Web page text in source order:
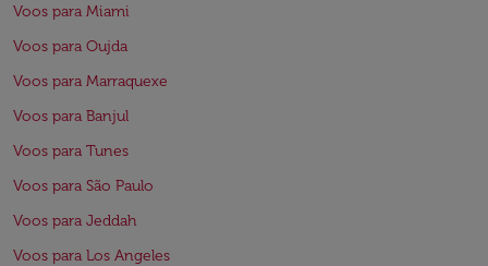
Voos para Miami
Voos para Oujda
Voos para Marraquexe
Voos para Banjul
Voos para Tunes
Voos para São Paulo
Voos para Jeddah
Voos para Los Angeles